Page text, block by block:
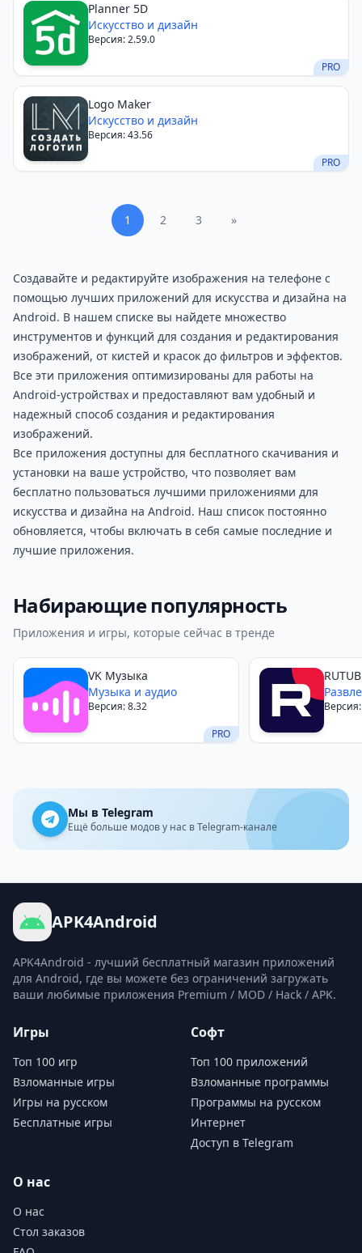
Planner 5D
Искусство и дизайн
Версия: 2.59.0
PRO
Logo Maker
Искусство и дизайн
Версия: 43.56
PRO
1 2 3 »
Создавайте и редактируйте изображения на телефоне с
помощью лучших приложений для искусства и дизайна на
Android. В нашем списке вы найдете множество
инструментов и функций для создания и редактирования
изображений, от кистей и красок до фильтров и эффектов.
Все эти приложения оптимизированы для работы на
Android-устройствах и предоставляют вам удобный и
надежный способ создания и редактирования
изображений.
Все приложения доступны для бесплатного скачивания и
установки на ваше устройство, что позволяет вам
бесплатно пользоваться лучшими приложениями для
искусства и дизайна на Android. Наш список постоянно
обновляется, чтобы включать в себя самые последние и
лучшие приложения.
Набирающие популярность
Приложения и игры, которые сейчас в тренде
VK Музыка
Музыка и аудио
Версия: 8.32
PRO
Мы в Telegram
Ещё больше модов у нас в Telegram-канале
APK4Android
APK4Android - лучший бесплатный магазин приложений
для Android, где вы можете без ограничений загружать
ваши любимые приложения Premium / MOD / Hack / APK.
Игры
Топ 100 игр
Взломанные игры
Игры на русском
Бесплатные игры
Софт
Топ 100 приложений
Взломанные программы
Программы на русском
Интернет
Доступ в Telegram
О нас
О нас
Стол заказов